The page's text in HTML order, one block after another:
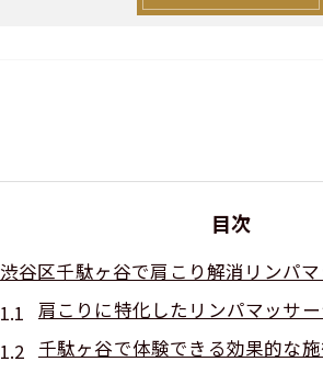
目次
渋谷区千駄ヶ谷で肩こり解消リンパ
肩こりに特化したリンパマッサ
千駄ヶ谷で体験できる効果的な